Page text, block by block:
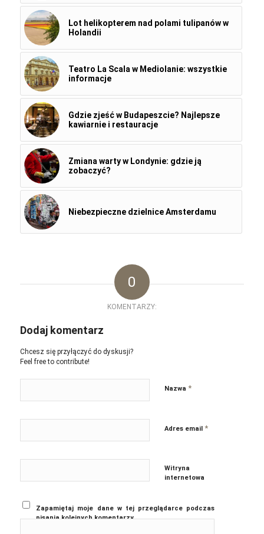
Lot helikopterem nad polami tulipanów w
Holandii
Teatro La Scala w Mediolanie: wszystkie
informacje
Gdzie zjeść w Budapeszcie? Najlepsze
kawiarnie i restauracje
Zmiana warty w Londynie: gdzie ją
zobaczyć?
Niebezpieczne dzielnice Amsterdamu
0
KOMENTARZY:
Dodaj komentarz
Chcesz się przyłączyć do dyskusji?
Feel free to contribute!
Nazwa *
Adres email *
Witryna
internetowa
Zapamiętaj moje dane w tej przeglądarce podczas
pisania kolejnych komentarzy.